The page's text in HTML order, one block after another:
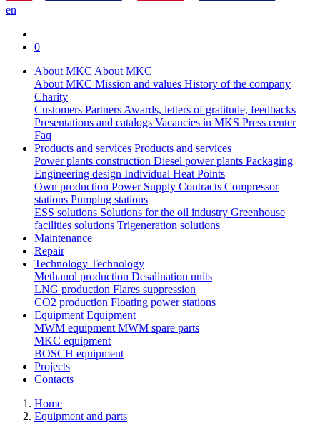
en
0
About MKC About MKC
About MKC Mission and values History of the company
Charity
Customers PartnersAwards, letters of gratitude, feedbacks
Presentations and catalogs Vacancies in MKS Press center
Faq
Products and services Products and services
Power plants construction Diesel power plants Packaging
Engineering design Individual Heat Points
Own production Power Supply Contracts Compressor
stations Pumping stations
ESS solutions Solutions for the oil industry Greenhouse
facilities solutions Trigeneration solutions
Maintenance
Repair
Technology Technology
Methanol production Desalination units
LNG production Flares suppression
СО2 production Floating power stations
EquipmentEquipment
MWM equipmentMWM spare parts
MKC equipment
BOSCH equipment
Projects
Contacts
Home
Equipment and parts